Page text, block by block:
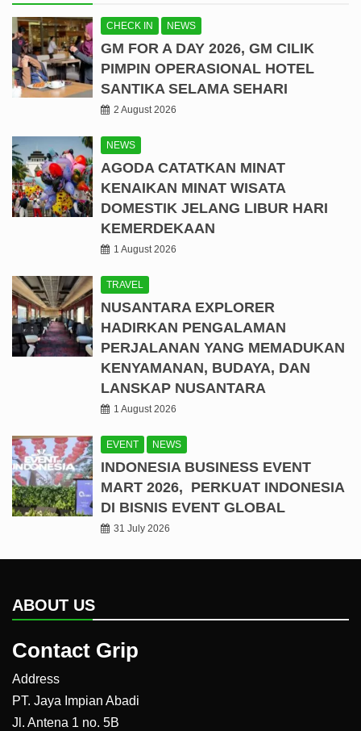
CHECK IN NEWS
GM FOR A DAY 2026, GM CILIK
PIMPIN OPERASIONAL HOTEL
SANTIKA SELAMA SEHARI
2 August 2026
NEWS
AGODA CATATKAN MINAT
KENAIKAN MINAT WISATA
DOMESTIK JELANG LIBUR HARI
KEMERDEKAAN
1 August 2026
TRAVEL
NUSANTARA EXPLORER
HADIRKAN PENGALAMAN
PERJALANAN YANG MEMADUKAN
KENYAMANAN, BUDAYA, DAN
LANSKAP NUSANTARA
1 August 2026
EVENT NEWS
INDONESIA BUSINESS EVENT
MART 2026, PERKUAT INDONESIA
DI BISNIS EVENT GLOBAL
31 July 2026
ABOUT US
Contact Grip
Address
PT. Jaya Impian Abadi
Jl. Antena 1 no. 5B